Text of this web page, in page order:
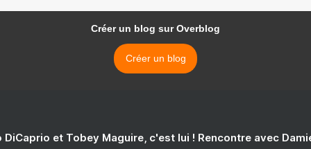
Créer un blog sur Overblog
Créer un blog
DiCaprio et Tobey Maguire, c'est lui ! Rencontre avec